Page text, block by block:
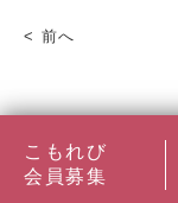
< 前へ
こもれび
会員募集